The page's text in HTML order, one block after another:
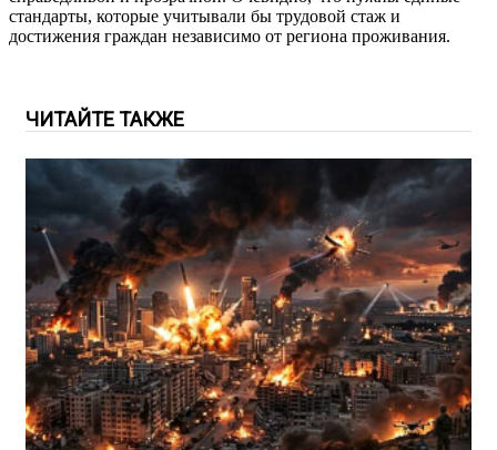
стандарты, которые учитывали бы трудовой стаж и
достижения граждан независимо от региона проживания.
ЧИТАЙТЕ ТАКЖЕ